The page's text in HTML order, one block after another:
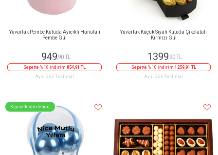
Yuvarlak Pembe Kutuda Ayıcıklı Hanutalı
Pembe Gül
949,90 TL
Sepette % 10 indirim 854,91 TL
Aynı Gün Teslimat
Yuvarlak Küçük Siyah Kutuda Çikolatalı
Kırmızı Gül
1399,90 TL
Sepette % 10 indirim 1259,91 TL
Aynı Gün Teslimat
Kişiselleştirilebilir